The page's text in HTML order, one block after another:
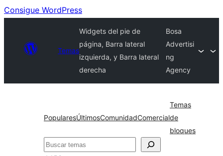
Consigue WordPress
Temas
Widgets del pie de
página, Barra lateral
izquierda, y Barra lateral
derecha
Bosa
Advertisi
ng
Agency
PopularesÚltimosComunidadComercial
Temas
de
bloques
Buscar